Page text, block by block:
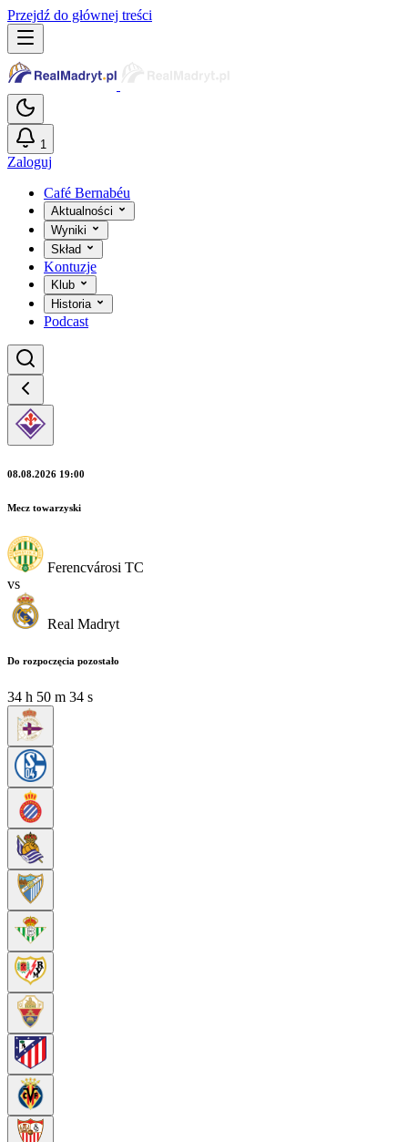
Przejdź do głównej treści
1
Zaloguj
Café Bernabéu
Aktualności
Wyniki
Skład
Kontuzje
Klub
Historia
Podcast
08.08.2026 19:00
Mecz towarzyski
Ferencvárosi TC
vs
Real Madryt
Do rozpoczęcia pozostało
34 h 50 m 32 s